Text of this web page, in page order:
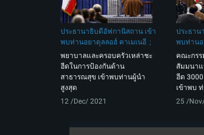
ประธานาธิบดีอัฟกานิสถาน เข้า
พบท่านอยาตุลลอฮ์ คาเมเนอี
พยาบาลและครอบครัวเหล่าชะ
ฮีดในการป้องกันด้าน
สาธารณสุข เข้าพบท่านผู้นำ
สูงสุด
12 /Dec/ 2021
ประธาน
พบท่านอ
คณะกรร
สัมมนาแ
ฮีด
เข้าพบ
25 /